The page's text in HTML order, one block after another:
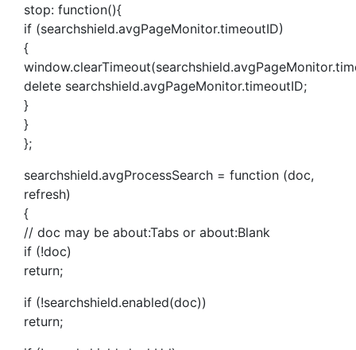
stop: function(){
if (searchshield.avgPageMonitor.timeoutID)
{
delete searchshield.avgPageMonitor.timeoutID;
}
}
};
searchshield.avgProcessSearch = function (doc,
refresh)
{
// doc may be about:Tabs or about:Blank
if (!doc)
return;
if (!searchshield.enabled(doc))
return;